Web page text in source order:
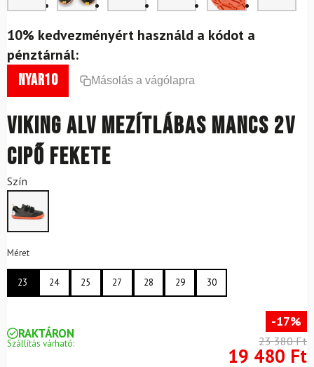
10% kedvezményért használd a kódot a
pénztárnál:
nyar10 Másolás a vágólapra
VIKING Alv Mezítlábas Mancs 2V
Cipő Fekete
Szín
Méret
23 24 25 27 28 29 30
RAKTÁRON
Szállítás várható:
-17%
23 380 Ft
19 480 Ft